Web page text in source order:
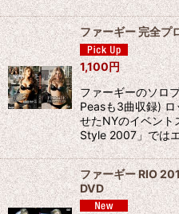
ファーギー 完全プ
1,100円
ファーギーのソロ
Peasも3曲収録)
せたNYのイベン
Style 2007」では
ファーギー RIO
DVD